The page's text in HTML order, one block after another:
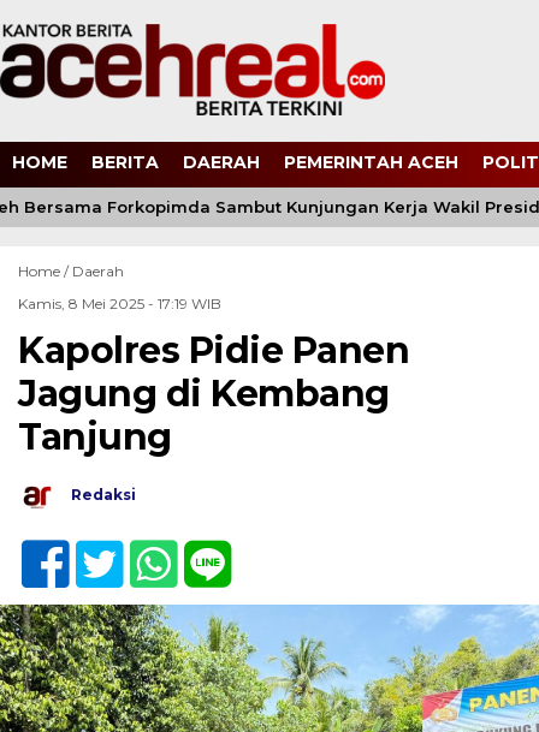
HOME BERITA DAERAH PEMERINTAH ACEH
Bersama Forkopimda Sambut Kunjungan Kerja Wakil
Home / Daerah
Kamis, 8 Mei 2025 - 17:19 WIB
Kapolres Pidie Panen
Jagung di Kembang
Tanjung
Redaksi